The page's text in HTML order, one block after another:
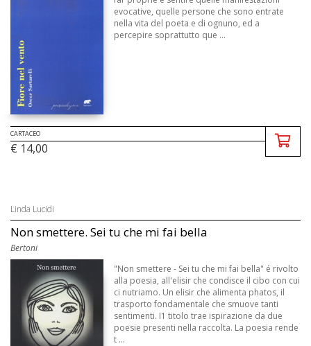
evocative, quelle persone che sono entrate
nella vita del poeta e di ognuno, ed a
percepire soprattutto que ...
CARTACEO
€ 14,00
Linda Lucidi
Non smettere. Sei tu che mi fai bella
Bertoni
"Non smettere - Sei tu che mi fai bella" é rivolto
alla poesia, all'elisir che condisce il cibo con cui
ci nutriamo. Un elisir che alimenta phatos, il
trasporto fondamentale che smuove tanti
sentimenti. I1 titolo trae ispirazione da due
poesie presenti nella raccolta. La poesia rende
t ...